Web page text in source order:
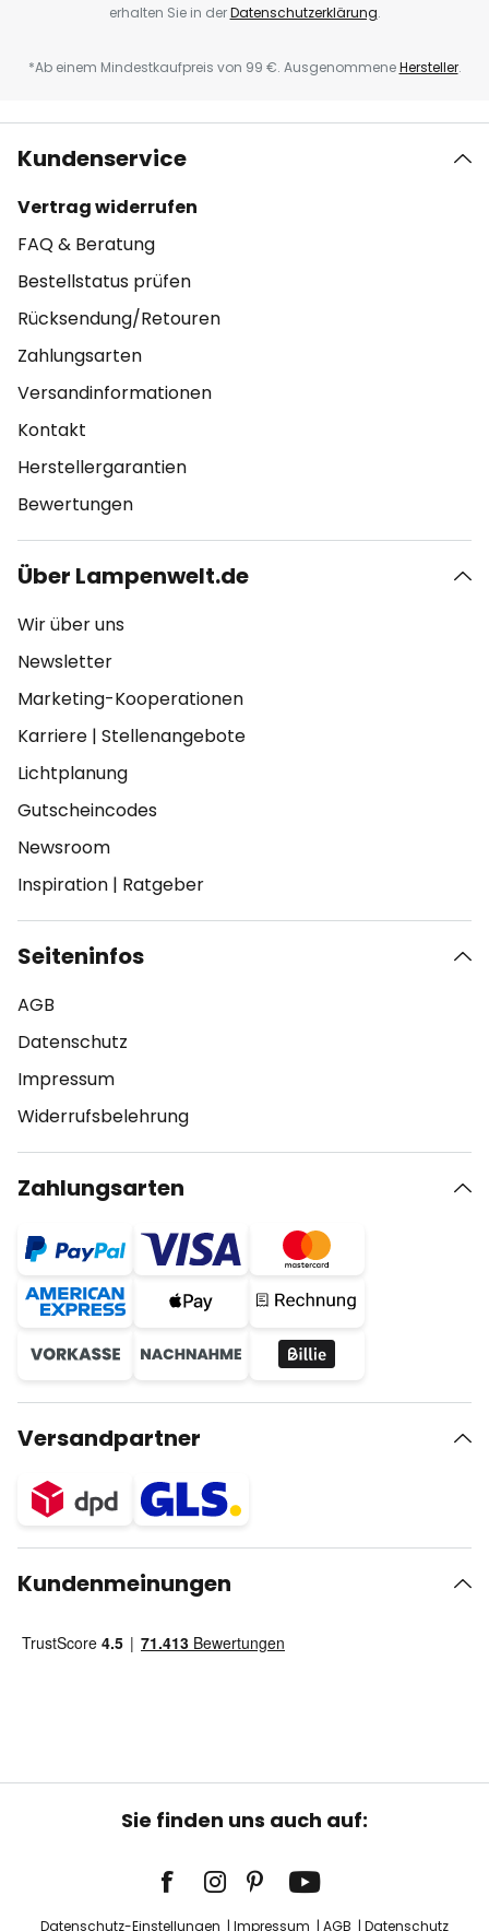
erhalten Sie in derDatenschutzerklärung.
*Ab einem Mindestkaufpreis von 99 €. AusgenommeneHersteller.
Kundenservice
Vertrag widerrufen
FAQ & Beratung
Bestellstatus prüfen
Rücksendung/Retouren
Zahlungsarten
Versandinformationen
Kontakt
Herstellergarantien
Bewertungen
Über Lampenwelt.de
Wir über uns
Newsletter
Marketing-Kooperationen
Karriere | Stellenangebote
Lichtplanung
Gutscheincodes
Newsroom
Inspiration | Ratgeber
Seiteninfos
AGB
Datenschutz
Impressum
Widerrufsbelehrung
Zahlungsarten
Versandpartner
Kundenmeinungen
Sie finden uns auch auf:
Datenschutz-Einstellungen Impressum AGB Datenschutz